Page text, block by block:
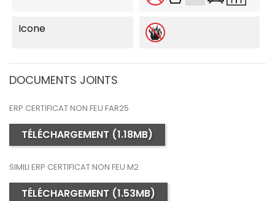
Icone
DOCUMENTS JOINTS
ERP CERTIFICAT NON FEU FAR25
TÉLÉCHARGEMENT (1.18MB)
SIMILI ERP CERTIFICAT NON FEU M2
TÉLÉCHARGEMENT (1.53MB)